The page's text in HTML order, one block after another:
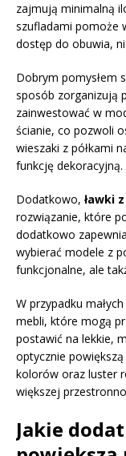
zajmują minimalną
szufladami pomoże
dostęp do obuwia,
Dobrym pomysłem
sposób zorganizują
zainwestować w
ścianie, co pozwoli
wieszaki z półkami
funkcję dekoracyjną.
Dodatkowo, ławki
rozwiązanie, które
dodatkowo
wybierać modele z
funkcjonalne, ale
W przypadku
mebli, które mogą
postawić na lekkie,
optycznie
kolorów oraz luster
większej
Jakie